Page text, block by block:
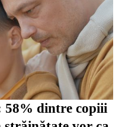
58% dintre copiii